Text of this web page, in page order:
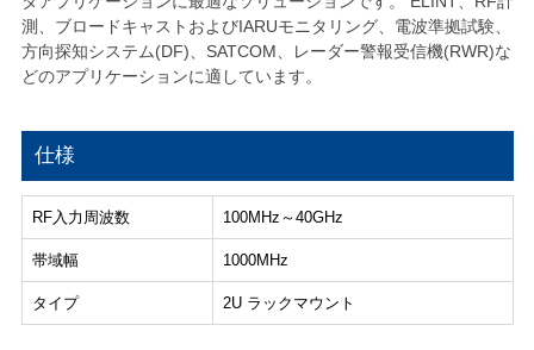
測、ブロードキャストおよびIARUモニタリング、電波準拠試験、
方向探知システム(DF)、SATCOM、レーダー警報受信機(RWR)な
どのアプリケーションに適しています。
仕様
RF入力周波数 100MHz～40GHz
帯域幅 1000MHz
タイプ 2U ラックマウント